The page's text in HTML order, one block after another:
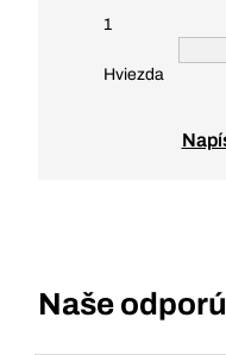
1
Hviezda
Naše